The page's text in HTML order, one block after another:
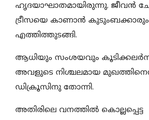
ഹൃദയാഘാതമായിരുന്നു. ജീവൻ
ട്രീസയെ കാണാൻ കുടുംബക്കാരും
എത്തിത്തുടങ്ങി.
ആധിയും സംശയവും
അവളുടെ നിശ്ചലമായ
ഡിക്രൂസിനു തോന്നി.
അതിരിലെ വനത്തിൽ കൊല്ലപ്പെട്ട